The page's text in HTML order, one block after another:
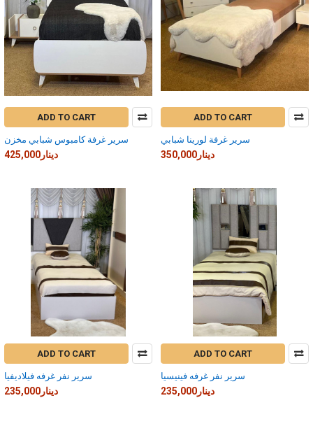
ADD TO CART
سرير غرفة كامبوس شبابي مخزن
425,000دينار
ADD TO CART
سرير غرفة لورينا شبابي
350,000دينار
ADD TO CART
سرير نفر غرفه فيلاديفيا
235,000دينار
ADD TO CART
سرير نفر غرفه فينيسيا
235,000دينار